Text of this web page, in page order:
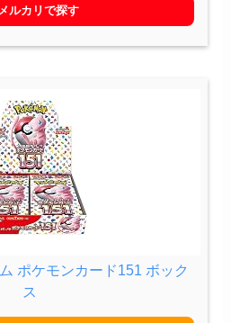
メルカリで探す
ポケモンカード151 ボック
ス